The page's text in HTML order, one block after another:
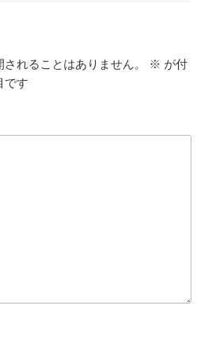
れることはありません。 ※ が付
です